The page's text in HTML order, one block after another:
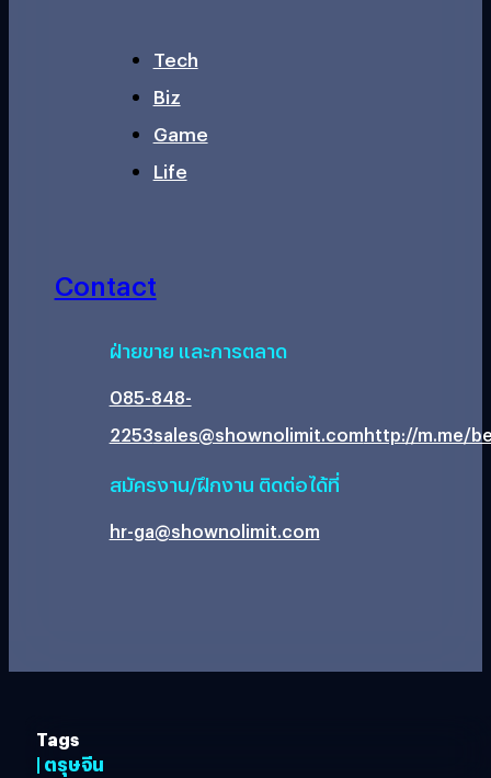
Tech
Biz
Game
Life
Contact
ฝ่ายขาย และการตลาด
085-848-
2253sales@shownolimit.comhttp://m.me/
สมัครงาน/ฝึกงาน ติดต่อได้ที่
hr-ga@shownolimit.com
Tags
| ตรุษจีน